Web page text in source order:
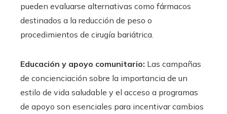
pueden evaluarse alternativas como fármacos
destinados a la reducción de peso o
procedimientos de cirugía bariátrica.
Educación y apoyo comunitario: Las campañas
de concienciación sobre la importancia de un
estilo de vida saludable y el acceso a programas
de apoyo son esenciales para incentivar cambios